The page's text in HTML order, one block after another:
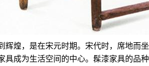
煌，是在宋元时期。宋代时，席地而坐
具成为生活空间的中心。髹漆家具的品